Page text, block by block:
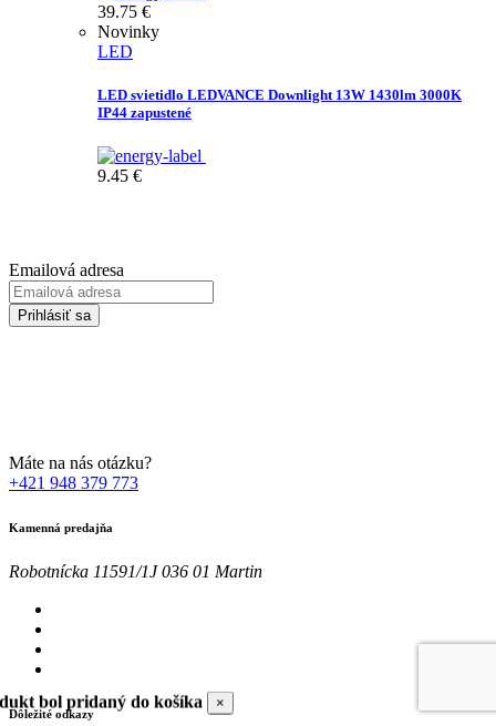
39.75 €
Novinky
LED
LED svietidlo LEDVANCE Downlight 13W 1430lm 3000K
IP44 zapustené
9.45 €
Emailová adresa
Prihlásiť sa
Máte na nás otázku?
+421 948 379 773
Kamenná predajňa
Robotnícka 11591/1J 036 01 Martin
Dôležité odkazy
bol pridaný do košíka ×